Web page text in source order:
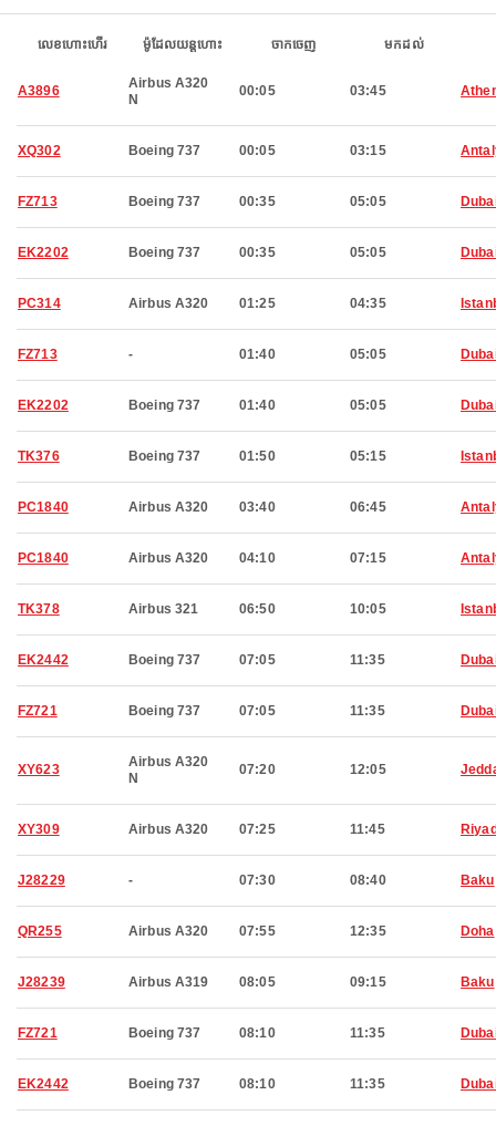
លេខហោះហើរ ម៉ូដែលយន្តហោះ ចាកចេញ មកដល់
A3896
Airbus A320
N
00:05 03:45
XQ302 Boeing 737 00:05 03:15
FZ713 Boeing 737 00:35 05:05
EK2202 Boeing 737 00:35 05:05
PC314 Airbus A320 01:25 04:35
FZ713 - 01:40 05:05
EK2202 Boeing 737 01:40 05:05
TK376 Boeing 737 01:50 05:15
PC1840 Airbus A320 03:40 06:45
PC1840 Airbus A320 04:10 07:15
TK378 Airbus 321 06:50 10:05
EK2442 Boeing 737 07:05 11:35
FZ721 Boeing 737 07:05 11:35
XY623
Airbus A320
N
07:20 12:05
XY309 Airbus A320 07:25 11:45
J28229 - 07:30 08:40 Baku
QR255 Airbus A320 07:55 12:35 Doha
J28239 Airbus A319 08:05 09:15 Baku
FZ721 Boeing 737 08:10 11:35
EK2442 Boeing 737 08:10 11:35